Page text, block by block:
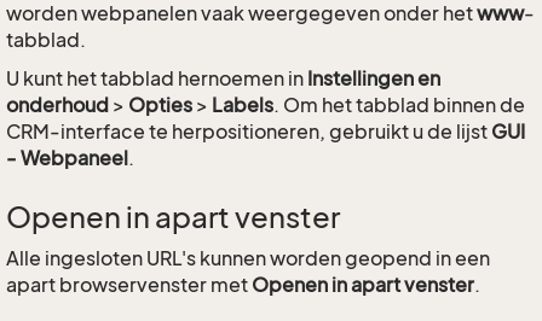
worden webpanelen vaak weergegeven onder hetwww-
tabblad.
U kunt het tabblad hernoemen in Instellingen en
onderhoud > Opties > Labels. Om het tabblad binnen de
CRM-interface te herpositioneren, gebruikt u de lijst GUI
- Webpaneel.
Openen in apart venster
Alle ingesloten URL's kunnen worden geopend in een
apart browservenster met Openen in apart venster.